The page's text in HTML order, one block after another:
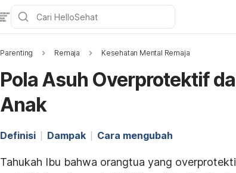
Parenting Remaja Kesehatan Mental Remaja
Pola Asuh Overprotektif
Anak
Definisi Dampak Cara mengubah
Tahukah Ibu bahwa orangtua yang